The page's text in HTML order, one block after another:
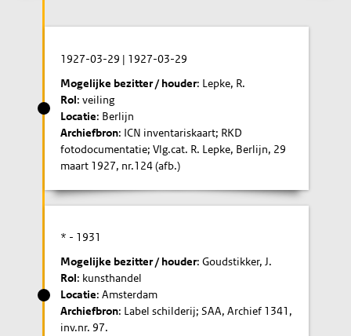
1927-03-29 | 1927-03-29
Mogelijke bezitter / houder: Lepke, R.
Rol: veiling
Locatie: Berlijn
Archiefbron: ICN inventariskaart; RKD
fotodocumentatie; Vlg.cat. R. Lepke, Berlijn, 29
maart 1927, nr.124 (afb.)
* - 1931
Mogelijke bezitter / houder: Goudstikker, J.
Rol: kunsthandel
Locatie: Amsterdam
Archiefbron: Label schilderij; SAA, Archief 1341,
inv.nr. 97.